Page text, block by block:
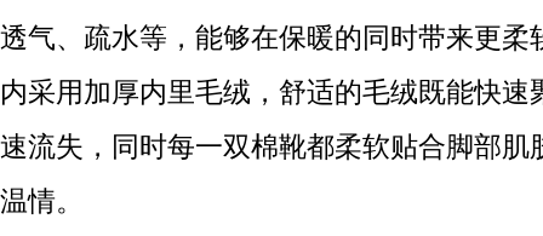
透气、疏水等，能够在保暖的同时带来更柔
内采用加厚内里毛绒，舒适的毛绒既能快速
速流失，同时每一双棉靴都柔软贴合脚部肌
温情。